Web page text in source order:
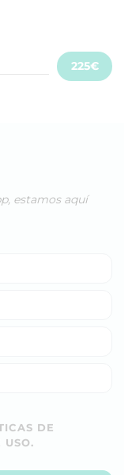
225€
estamos aquí
DE
USO.